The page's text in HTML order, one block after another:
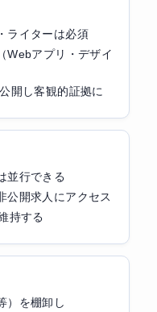
ライターは必須
Webアプリ・デザイ
開し客観的証拠に
並行できる
公開求人にアクセス
持する
）を棚卸し